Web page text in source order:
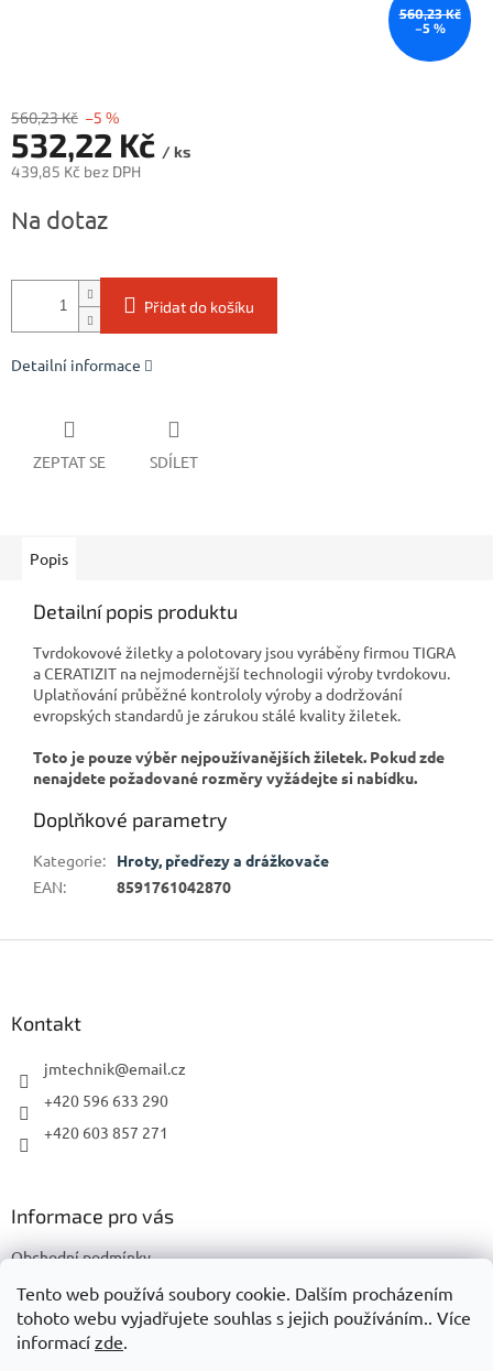
Tento web používá soubory cookie. Dalším procházením
tohoto webu vyjadřujete souhlas s jejich používáním.. Více
informací zde.
560,23 Kč
–5 %
560,23 Kč –5 %
532,22 Kč / ks
439,85 Kč bez DPH
cena:
Na dotaz
Přidat do košíku
Detailní informace
ZEPTAT SE SDÍLET
Popis
Detailní popis produktu
Tvrdokovové žiletky a polotovary jsou vyráběny firmou TIGRA
a CERATIZIT na nejmodernější technologii výroby tvrdokovu.
Uplatňování průběžné kontrololy výroby a dodržování
evropských standardů je zárukou stálé kvality žiletek.
Toto je pouze výběr nejpoužívanějších žiletek. Pokud zde
nenajdete požadované rozměry vyžádejte si nabídku.
Doplňkové parametry
Kategorie:
Hroty, předřezy a drážkovače
EAN: 8591761042870
Kontakt
jmtechnik@email.cz
+420 596 633 290
+420 603 857 271
Informace pro vás
Obchodní podmínky
Podmínky ochrany osobních údajů